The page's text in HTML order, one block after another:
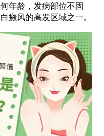
年龄，发病部位不固
癜风的高发区域之一。